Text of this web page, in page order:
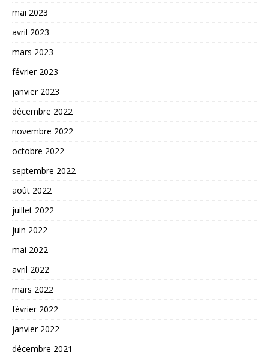
mai 2023
avril 2023
mars 2023
février 2023
janvier 2023
décembre 2022
novembre 2022
octobre 2022
septembre 2022
août 2022
juillet 2022
juin 2022
mai 2022
avril 2022
mars 2022
février 2022
janvier 2022
décembre 2021